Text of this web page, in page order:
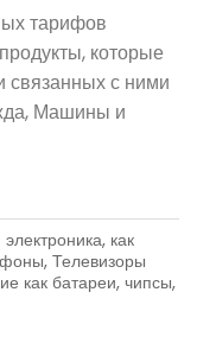
тарифов
которые
связанных с ними
Машины и
как
Телевизоры
как батареи, чипсы,